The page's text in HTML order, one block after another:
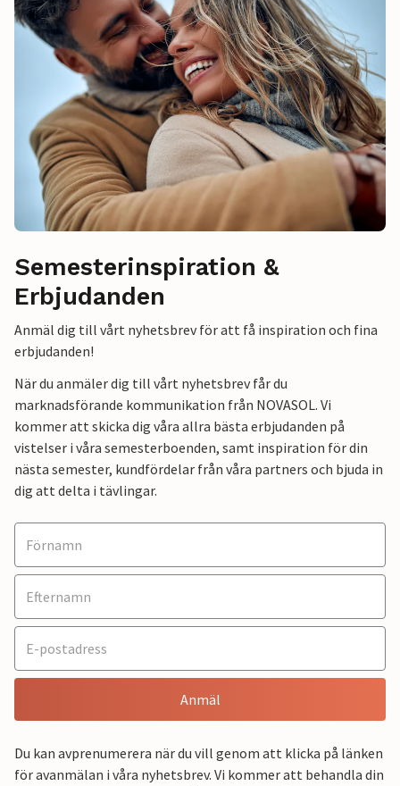
Semesterinspiration &
Erbjudanden
Anmäl dig till vårt nyhetsbrev för att få inspiration och fina
erbjudanden!
När du anmäler dig till vårt nyhetsbrev får du
marknadsförande kommunikation från NOVASOL. Vi
kommer att skicka dig våra allra bästa erbjudanden på
vistelser i våra semesterboenden, samt inspiration för din
nästa semester, kundfördelar från våra partners och bjuda in
dig att delta i tävlingar.
Anmäl
Du kan avprenumerera när du vill genom att klicka på länken
för avanmälan i våra nyhetsbrev. Vi kommer att behandla din